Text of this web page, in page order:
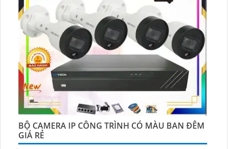
BỘ CAMERA IP CÔNG TRÌNH CÓ MÀU BAN ĐÊM
GIÁ RẺ